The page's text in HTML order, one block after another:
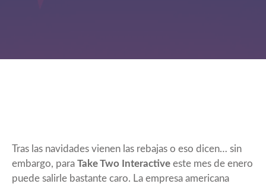
Tras las navidades vienen las rebajas o eso dicen… sin
embargo, para Take Two Interactive este mes de enero
puede salirle bastante caro. La empresa americana